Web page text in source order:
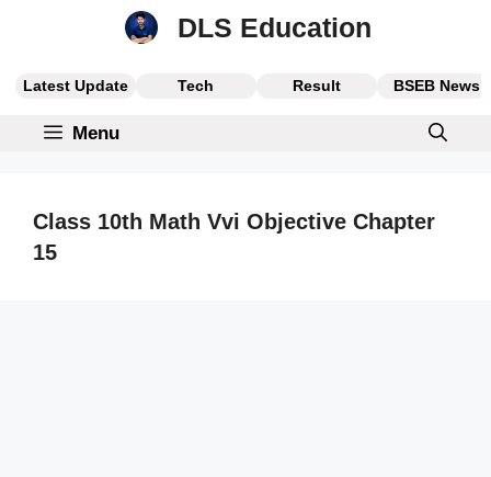
DLS Education
Latest Update Tech Result BSEB News
Menu
Class 10th Math Vvi Objective Chapter
15